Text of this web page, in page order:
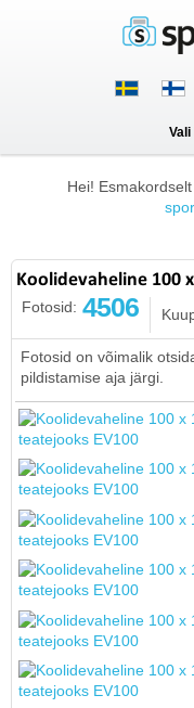
Vali
Hei!
Koolidevaheline 100
Fotosid: 4506
Fotosid on võimalik
pildistamise aja järgi.